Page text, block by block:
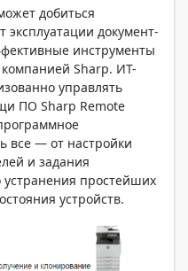
добиться
эксплуатации документ-
инструменты
Sharp. ИТ-
управлять
ПО Sharp Remote
все — от настройки
и задания
устранения простейших
устройств.